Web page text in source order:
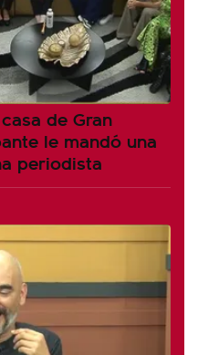
de Gran
le mandó una
periodista